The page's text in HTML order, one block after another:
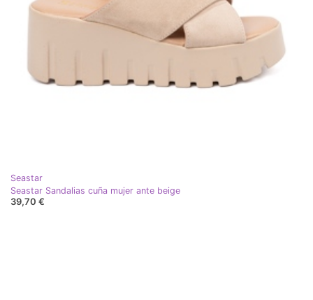
Seastar
Seastar Sandalias cuña mujer ante beige
39,70 €